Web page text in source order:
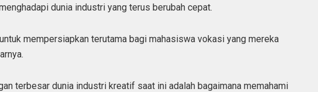
dunia industri yang terus berubah cepat.
mempersiapkan terutama bagi mahasiswa vokasi yang mereka
terbesar dunia industri kreatif saat ini adalah bagaimana memahami